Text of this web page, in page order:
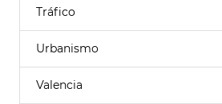
Tráfico
Urbanismo
Valencia